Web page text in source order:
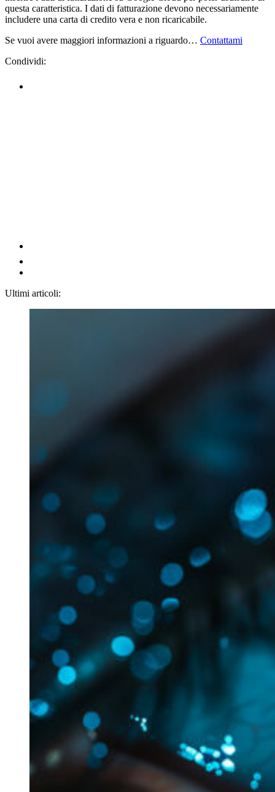
questa caratteristica. I dati di fatturazione devono necessariamente
includere una carta di credito vera e non ricaricabile.
Se vuoi avere maggiori informazioni a riguardo… Contattami
Condividi:
Ultimi articoli: